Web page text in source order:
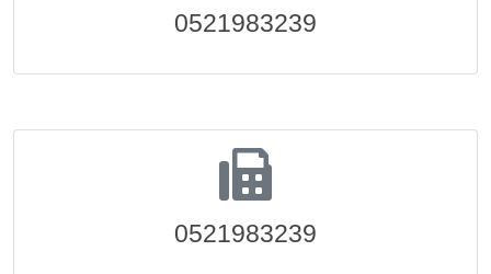
0521983239
0521983239